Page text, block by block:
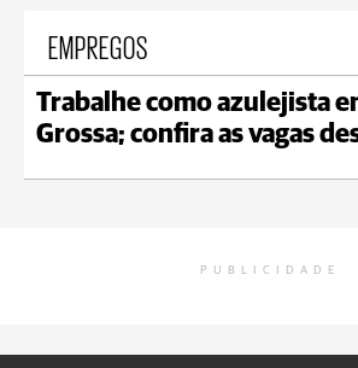
EMPREGOS
Trabalhe como azulejista
Grossa; confira as vagas
PUBLICIDADE